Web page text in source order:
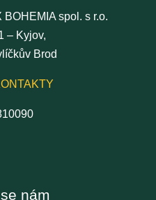
spol. s r.o.
– Kyjov,
Brod
nám